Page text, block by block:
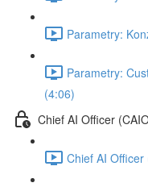
Parametry:
Parametry:
(4:06)
Chief AI Officer
Chief AI Officer